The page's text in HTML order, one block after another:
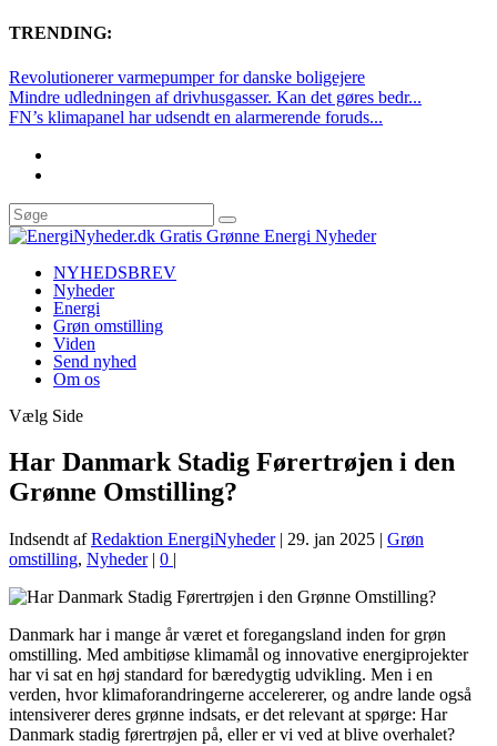
TRENDING:
Revolutionerer varmepumper for danske boligejere
Mindre udledningen af drivhusgasser. Kan det gøres bedr...
FN’s klimapanel har udsendt en alarmerende foruds...
NYHEDSBREV
Nyheder
Energi
Grøn omstilling
Viden
Send nyhed
Om os
Vælg Side
Har Danmark Stadig Førertrøjen i den
Grønne Omstilling?
Indsendt afRedaktion EnergiNyheder| 29. jan 2025 | Grøn
omstilling, Nyheder| 0 |
Danmark har i mange år været et foregangsland inden for grøn
omstilling. Med ambitiøse klimamål og innovative energiprojekter
har vi sat en høj standard for bæredygtig udvikling. Men i en
verden, hvor klimaforandringerne accelererer, og andre lande også
intensiverer deres grønne indsats, er det relevant at spørge: Har
Danmark stadig førertrøjen på, eller er vi ved at blive overhalet?